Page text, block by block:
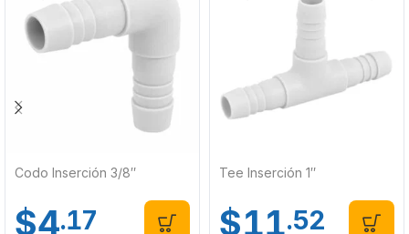
Codo Inserción 3/8″
$4.17
Tee Inserción 1″
$11.52